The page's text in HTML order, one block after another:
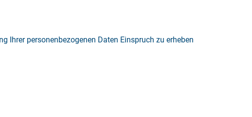
Ihrer personenbezogenen Daten Einspruch zu erheben